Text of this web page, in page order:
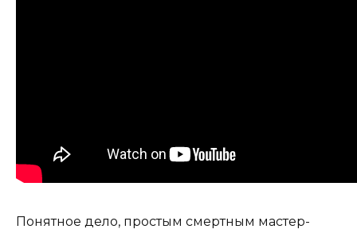
Понятное дело, простым смертным мастер-